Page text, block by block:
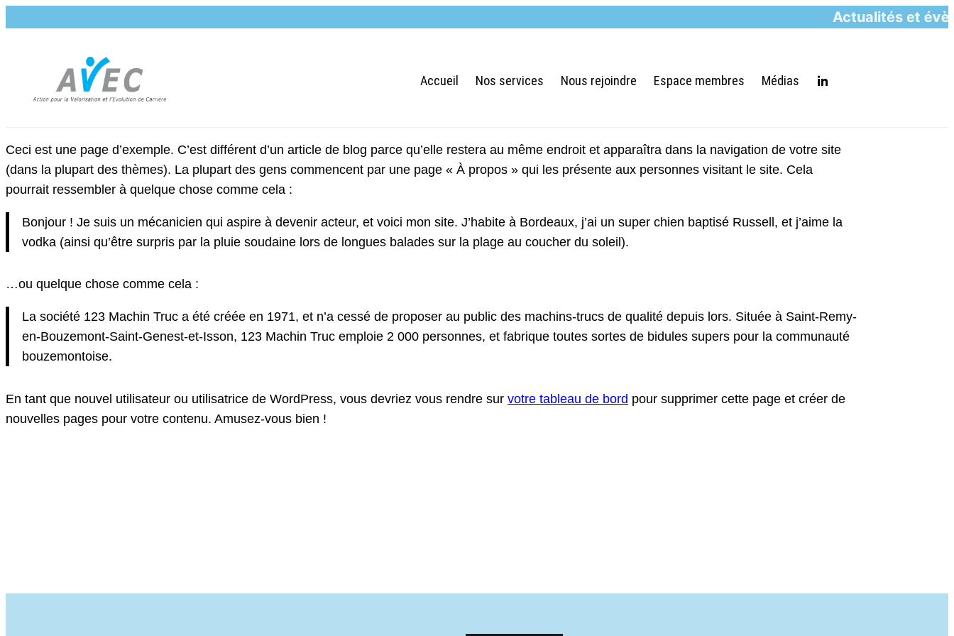
Actualités et
Accueil Nos services Nous rejoindre Espace membres Médias
Ceci est une page d’exemple. C’est différent d’un article de blog parce qu’elle restera au même endroit et apparaîtra dans la navigation de votre site
(dans la plupart des thèmes). La plupart des gens commencent par une page « À propos » qui les présente aux personnes visitant le site. Cela
pourrait ressembler à quelque chose comme cela :
Bonjour ! Je suis un mécanicien qui aspire à devenir acteur, et voici mon site. J’habite à Bordeaux, j’ai un super chien baptisé Russell, et j’aime la
vodka (ainsi qu’être surpris par la pluie soudaine lors de longues balades sur la plage au coucher du soleil).
…ou quelque chose comme cela :
La société 123 Machin Truc a été créée en 1971, et n’a cessé de proposer au public des machins-trucs de qualité depuis lors. Située à Saint-Remy-
en-Bouzemont-Saint-Genest-et-Isson, 123 Machin Truc emploie 2 000 personnes, et fabrique toutes sortes de bidules supers pour la communauté
bouzemontoise.
En tant que nouvel utilisateur ou utilisatrice de WordPress, vous devriez vous rendre sur votre tableau de bord pour supprimer cette page et créer de
nouvelles pages pour votre contenu. Amusez-vous bien !